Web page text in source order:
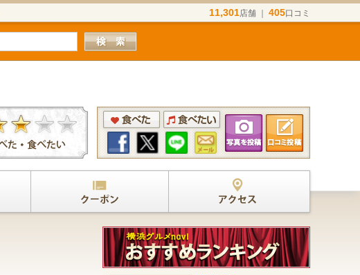
11,301店舗 ｜ 405口コミ